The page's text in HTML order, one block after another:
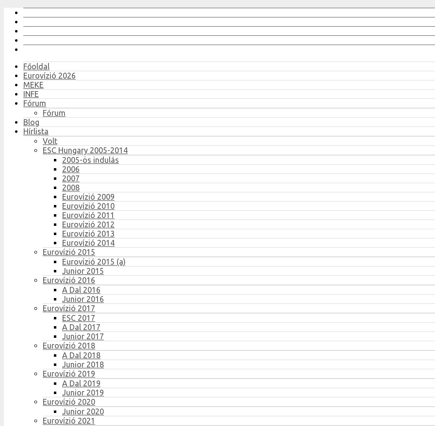
Főoldal
Eurovízió 2026
MEKE
INFE
Fórum
Fórum
Blog
Hírlista
Volt
ESC Hungary 2005-2014
2005-ös indulás
2006
2007
2008
Eurovízió 2009
Eurovízió 2010
Eurovízió 2011
Eurovízió 2012
Eurovízió 2013
Eurovízió 2014
Eurovízió 2015
Eurovízió 2015 (a)
Junior 2015
Eurovízió 2016
A Dal 2016
Junior 2016
Eurovízió 2017
ESC 2017
A Dal 2017
Junior 2017
Eurovízió 2018
A Dal 2018
Junior 2018
Eurovízió 2019
A Dal 2019
Junior 2019
Eurovízió 2020
Junior 2020
Eurovízió 2021